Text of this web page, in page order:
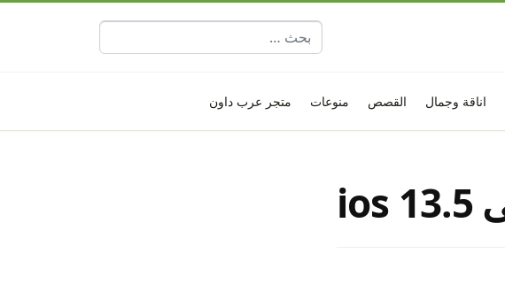
البحث عن:
اناقة وجمال القصص منوعات متجر عرب داون